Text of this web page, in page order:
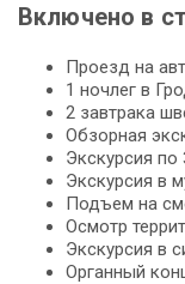
Включено в
Проезд на
1 ночлег в
2 зав­тра­ка
Об­зор­ная
Экс­кур­сия
Экс­кур­сия в
Подъем на
Осмотр
Экс­кур­сия в
Ор­ган­ный